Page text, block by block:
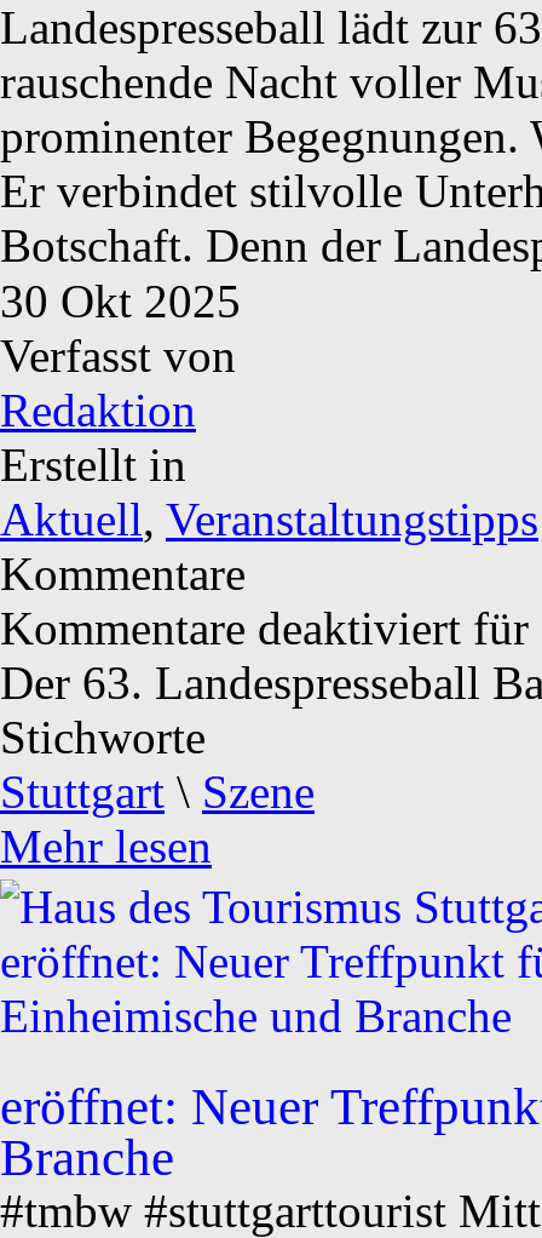
Landespresseball lädt zur
rauschende Nacht voller
prominenter Begegnungen.
Er verbindet stilvolle
Botschaft. Denn der
30 Okt 2025
Verfasst von
Redaktion
Erstellt in
Aktuell, Veranstaltungstipps
Kommentare
Kommentare deaktiviert für
Der 63. Landespresseball
Stichworte
Stuttgart \ Szene
Mehr lesen
eröffnet: Neuer
Branche
#tmbw #stuttgarttourist